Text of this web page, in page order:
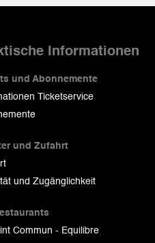
Informationen
und Abonnemente
Ticketservice
und Zufahrt
und Zugänglichkeit
Commun - Equilibre